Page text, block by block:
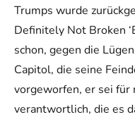
Trumps wurde
Definitely Not Broken
schon, gegen die
Capitol, die seine
vorgeworfen, er sei für
verantwortlich, die es